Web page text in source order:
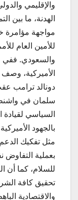
والإقليمي
الهدنة، ما بين
مواجهة مؤامرة
للأمين العام
والسعودي. ففي
الأميركية،
دونالد ترامب
سلمان في
السياسي
بالجهود
مثل تفكيك
بعملية
للسلام، كما أن
تحقيق كافة
والاقتصادية